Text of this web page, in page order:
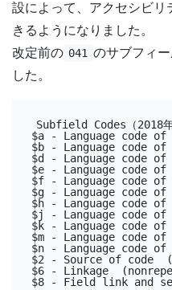
設によって、アクセシビ
きるようになりました。
改定前の 041 のサブフィ
した。
Subfield Codes（2018年
$a - Language code
$b - Language code
$d - Language code
$e - Language code
$f - Language code
$g - Language code
$h - Language code
$j - Language code
$k - Language code
$m - Language code
$n - Language code
$2 - Source of code
$6 - Linkage
$8 - Field link and